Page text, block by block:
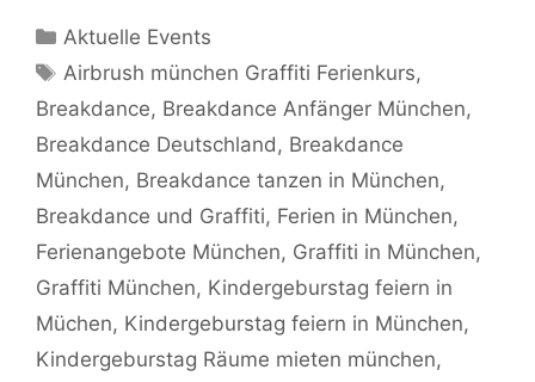
Kategorien
Aktuelle Events
Schlagwörter
Airbrush münchen Graffiti Ferienkurs,
Breakdance, Breakdance Anfänger München,
Breakdance Deutschland, Breakdance
München, Breakdance tanzen in München,
Breakdance und Graffiti, Ferien in München,
Ferienangebote München, Graffiti in München,
Graffiti München, Kindergeburstag feiern in
Müchen, Kindergeburstag feiern in München,
Kindergeburstag Räume mieten münchen,